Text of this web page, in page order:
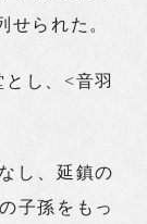
せられた。
し、<音羽
し、延鎮の
子孫をもっ